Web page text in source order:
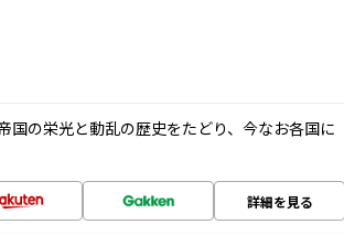
国の栄光と動乱の歴史をたどり、今なお各国に
詳細を見る